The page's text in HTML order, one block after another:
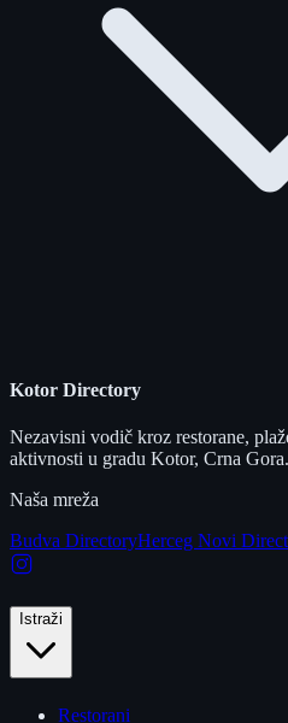
Kotor Directory
Nezavisni vodič kroz restorane,
aktivnosti u gradu Kotor, Crna Gora.
Naša mreža
Budva DirectoryHerceg Novi
Istraži
Restorani